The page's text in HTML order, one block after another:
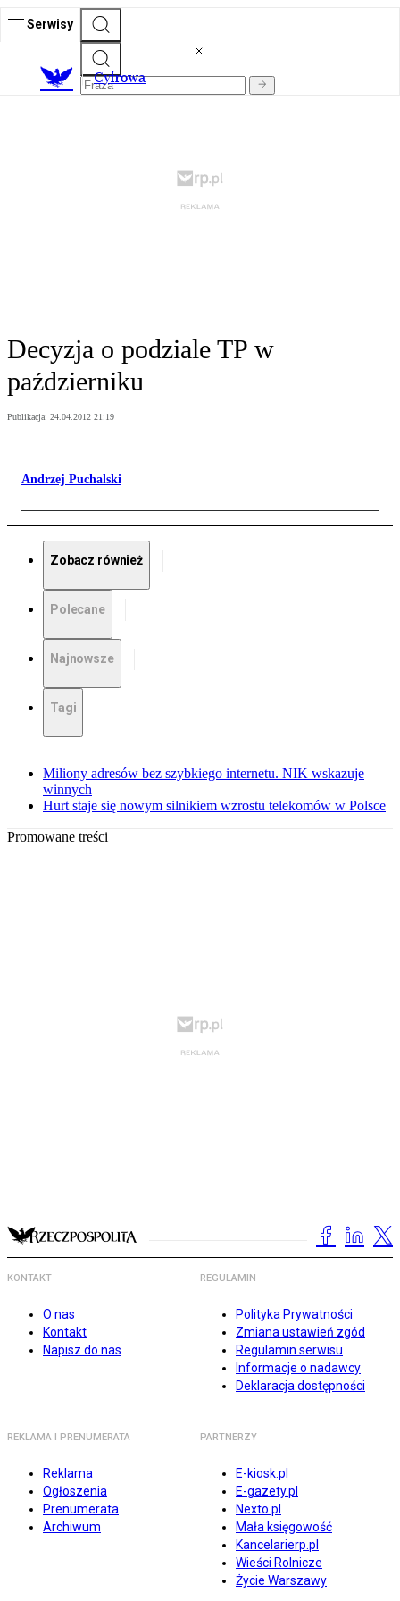
Serwisy
Cyfrowa
Decyzja o podziale TP w
październiku
Publikacja: 24.04.2012 21:19
Andrzej Puchalski
Zobacz również
Polecane
Najnowsze
Tagi
Miliony adresów bez szybkiego internetu. NIK wskazuje
winnych
Hurt staje się nowym silnikiem wzrostu telekomów w Polsce
Promowane treści
KONTAKT
O nas
Kontakt
Napisz do nas
REGULAMIN
Polityka Prywatności
Zmiana ustawień zgód
Regulamin serwisu
Informacje o nadawcy
Deklaracja dostępności
REKLAMA I PRENUMERATA
Reklama
Ogłoszenia
Prenumerata
Archiwum
PARTNERZY
E-kiosk.pl
E-gazety.pl
Nexto.pl
Mała księgowość
Kancelarierp.pl
Wieści Rolnicze
Życie Warszawy